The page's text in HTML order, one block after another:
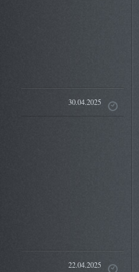
30.04.2025
22.04.2025